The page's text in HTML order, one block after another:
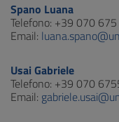
Spano Luana
Telefono: +39 070
Email:
Usai Gabriele
Telefono: +39 070
Email: